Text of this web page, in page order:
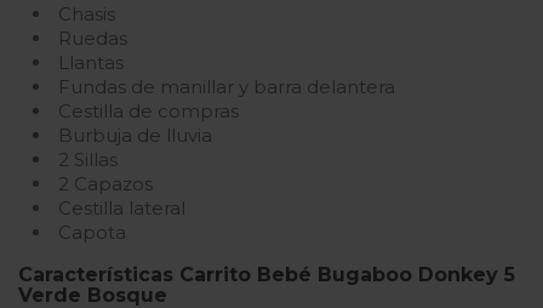
Chasis
Ruedas
Llantas
Fundas de manillar y barra delantera
Cestilla de compras
Burbuja de lluvia
2 Sillas
2 Capazos
Cestilla lateral
Capota
Características Carrito Bebé Bugaboo Donkey 5
Verde Bosque